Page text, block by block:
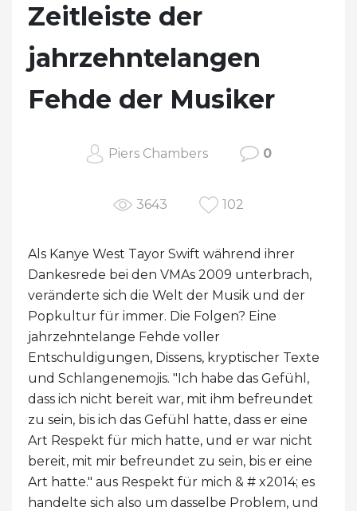
Zeitleiste der
jahrzehntelangen
Fehde der Musiker
Piers Chambers 0
3643 102
Als Kanye West Tayor Swift während ihrer
Dankesrede bei den VMAs 2009 unterbrach,
veränderte sich die Welt der Musik und der
Popkultur für immer. Die Folgen? Eine
jahrzehntelange Fehde voller
Entschuldigungen, Dissens, kryptischer Texte
und Schlangenemojis. "Ich habe das Gefühl,
dass ich nicht bereit war, mit ihm befreundet
zu sein, bis ich das Gefühl hatte, dass er eine
Art Respekt für mich hatte, und er war nicht
bereit, mit mir befreundet zu sein, bis er eine
Art hatte." aus Respekt für mich & # x2014; es
handelte sich also um dasselbe Problem, und